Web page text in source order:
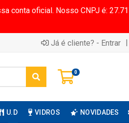
conta oficial. Nosso CNPJ é:
Já é cliente? - Entrar |
0
U.D VIDROS NOVIDADES